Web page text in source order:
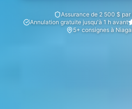
Assurance de 2 500 $
Annulation gratuite jusqu'à 1 h avant
5+ consignes à